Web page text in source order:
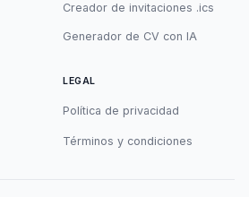
Creador de invitaciones .ics
Generador de CV con IA
LEGAL
Política de privacidad
Términos y condiciones